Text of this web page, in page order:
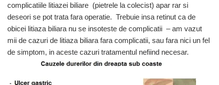
complicatiile litiazei biliare (pietrele la colecist) apar rar si
deseori se pot trata fara operatie. Trebuie insa retinut ca de
obicei litiaza biliara nu se insoteste de complicatii – am vazut
mii de cazuri de litiaza biliara fara complicatii, sau fara nici un fel
de simptom, in aceste cazuri tratamentul nefiind necesar.